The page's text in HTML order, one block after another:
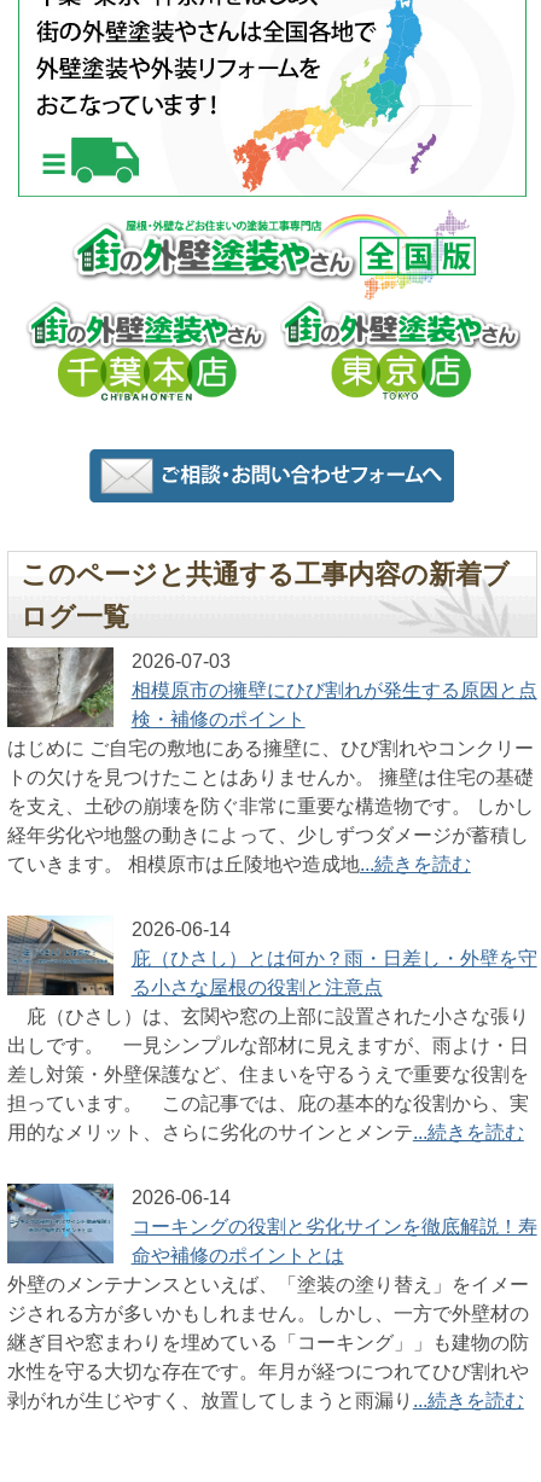
このページと共通する工事内容の新着ブ
ログ一覧
2026-07-03
相模原市の擁壁にひび割れが発生する原因と点
検・補修のポイント
はじめに ご自宅の敷地にある擁壁に、ひび割れやコンクリー
トの欠けを見つけたことはありませんか。 擁壁は住宅の基礎
を支え、土砂の崩壊を防ぐ非常に重要な構造物です。 しかし
経年劣化や地盤の動きによって、少しずつダメージが蓄積し
ていきます。 相模原市は丘陵地や造成地...続きを読む
2026-06-14
庇（ひさし）とは何か？雨・日差し・外壁を守
る小さな屋根の役割と注意点
庇（ひさし）は、玄関や窓の上部に設置された小さな張り
出しです。 一見シンプルな部材に見えますが、雨よけ・日
差し対策・外壁保護など、住まいを守るうえで重要な役割を
担っています。 この記事では、庇の基本的な役割から、実
用的なメリット、さらに劣化のサインとメンテ...続きを読む
2026-06-14
コーキングの役割と劣化サインを徹底解説！寿
命や補修のポイントとは
外壁のメンテナンスといえば、「塗装の塗り替え」をイメー
ジされる方が多いかもしれません。しかし、一方で外壁材の
継ぎ目や窓まわりを埋めている「コーキング」」も建物の防
水性を守る大切な存在です。年月が経つにつれてひび割れや
剥がれが生じやすく、放置してしまうと雨漏り ...続きを読む